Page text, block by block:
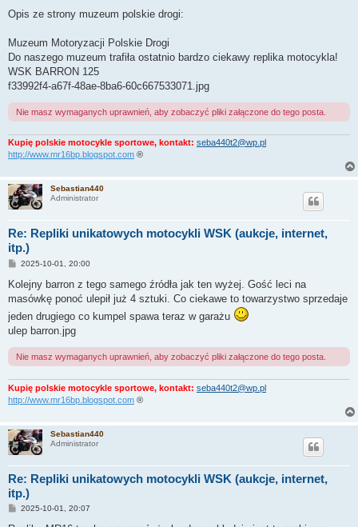
s
t
Opis ze strony muzeum polskie drogi:
Muzeum Motoryzacji Polskie Drogi
Do naszego muzeum trafiła ostatnio bardzo ciekawy replika motocykla!
WSK BARRON 125
f33992f4-a67f-48ae-8ba6-60c667533071.jpg
Nie masz wymaganych uprawnień, aby zobaczyć pliki załączone do tego posta.
Kupię polskie motocykle sportowe, kontakt: seba440t2@wp.pl
http://www.mr16bp.blogspot.com ®
Sebastian440
Administrator
Re: Repliki unikatowych motocykli WSK (aukcje, internet,
itp.)
P
s
2025-10-01, 20:00
Kolejny barron z tego samego źródła jak ten wyżej. Gość leci na
masówkę ponoć ulepił już 4 sztuki. Co ciekawe to towarzystwo sprzedaje
jeden drugiego co kumpel spawa teraz w garażu
ulep barron.jpg
Nie masz wymaganych uprawnień, aby zobaczyć pliki załączone do tego posta.
Kupię polskie motocykle sportowe, kontakt: seba440t2@wp.pl
http://www.mr16bp.blogspot.com ®
Sebastian440
Administrator
Re: Repliki unikatowych motocykli WSK (aukcje, internet,
itp.)
P2025-10-01, 20:07